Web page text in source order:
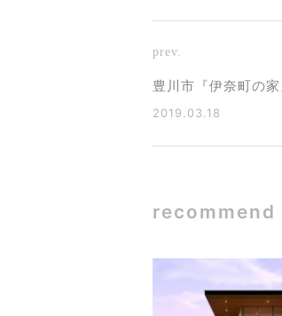
prev.
豊川市『伊奈町の
2019.03.18
recommend